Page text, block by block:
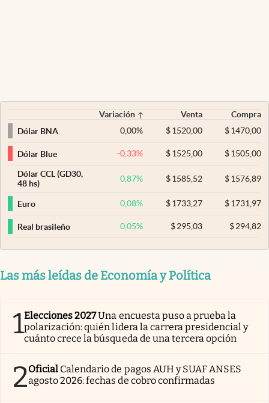
Variación Venta
Compra
Dólar BNA
0,00% $ 1520,00 $1470,00
Dólar Blue -0,33% $ 1525,00 $1505,00
Dólar CCL (GD30,
48 hs)
0,87% $ 1585,52 $1576,89
Euro 0,08% $ 1733,27 $1731,97
Real brasileño 0,05% $295,03 $294,82
Las más leídas de Economía y Política
1Elecciones 2027Una encuesta puso a prueba la
polarización: quién lidera la carrera presidencial y
cuánto crece la búsqueda de una tercera opción
2Oficial Calendario de pagos AUH y SUAF ANSES
agosto 2026: fechas de cobro confirmadas